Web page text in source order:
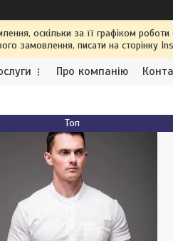
оскільки за її графіком
замовлення, писати на сторінку
Про компанію
Топ